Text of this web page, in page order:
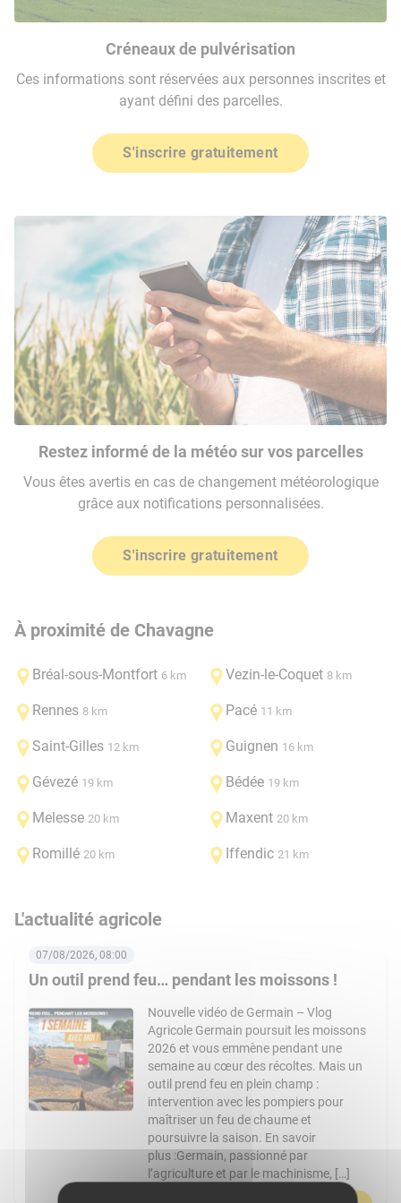
Créneaux de pulvérisation
Ces informations sont réservées aux personnes inscrites et
ayant défini des parcelles.
S'inscrire gratuitement
Restez informé de la météo sur vos parcelles
Vous êtes avertis en cas de changement météorologique
grâce aux notifications personnalisées.
S'inscrire gratuitement
À proximité de Chavagne
Bréal-sous-Montfort 6 km Vezin-le-Coquet 8 km
Rennes 8 km Pacé 11 km
Saint-Gilles 12 km Guignen 16 km
Gévezé 19 km Bédée 19 km
Melesse 20 km Maxent 20 km
Romillé 20 km Iffendic 21 km
L'actualité agricole
Un outil prend feu… pendant les moissons !
07/08/2026, 08:00
Nouvelle vidéo de Germain – Vlog
Agricole Germain poursuit les moissons
2026 et vous emmène pendant une
semaine au cœur des récoltes. Mais un
outil prend feu en plein champ :
intervention avec les pompiers pour
maîtriser un feu de chaume et
poursuivre la saison. En savoir
plus :Germain, passionné par
l’agriculture et par le machinisme, […]